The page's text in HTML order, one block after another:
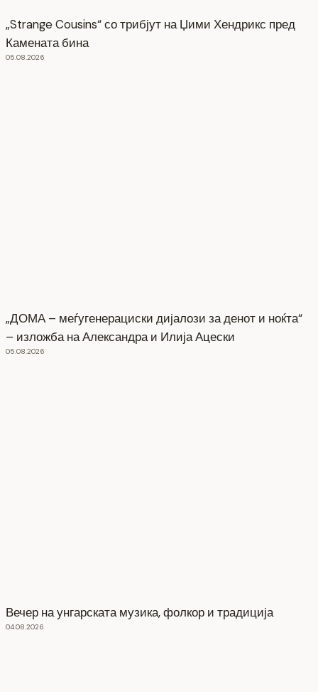
„Strange Cousins“ со трибјут на Џими Хендрикс пред
Камената бина
05.08.2026
„ДОМА – меѓугенерациски дијалози за денот и ноќта“
– изложба на Александра и Илија Ацески
05.08.2026
Вечер на унгарската музика, фолкор и традиција
04.08.2026